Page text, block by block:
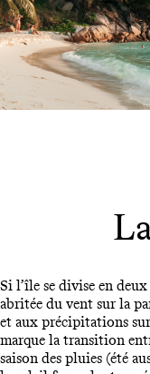
Si l’île se divise en
abritée du vent sur la
et aux précipitations
marque la transition
saison des pluies (été